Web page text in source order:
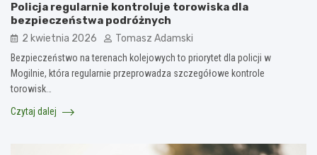
Policja regularnie kontroluje torowiska dla
bezpieczeństwa podróżnych
2 kwietnia 2026 Tomasz Adamski
Bezpieczeństwo na terenach kolejowych to priorytet dla policji w
Mogilnie, która regularnie przeprowadza szczegółowe kontrole
torowisk…
Czytaj dalej